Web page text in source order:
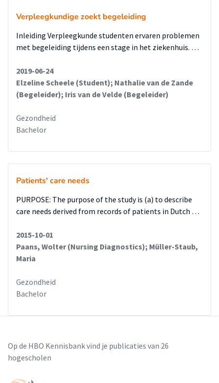
onderzoek doen naar welke knelpunten ervaren worden
rondom de verpleegkundige overdracht.
Verpleegkundige zoekt begeleiding
Inleiding Verpleegkunde studenten ervaren problemen
met begeleiding tijdens een stage in het ziekenhuis. …
2019-06-24
Elzeline Scheele (Student); Nathalie van de Zande
(Begeleider); Iris van de Velde (Begeleider)
Gezondheid
Bachelor
Patients' care needs
PURPOSE: The purpose of the study is (a) to describe
care needs derived from records of patients in Dutch …
2015-10-01
Paans, Wolter (Nursing Diagnostics); Müller-Staub,
Maria
Gezondheid
Bachelor
Op de HBO Kennisbank vind je publicaties van 26
hogescholen